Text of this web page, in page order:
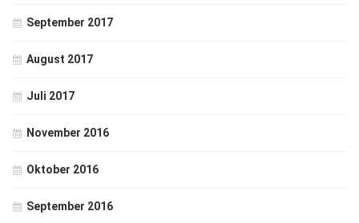
September 2017
August 2017
Juli 2017
November 2016
Oktober 2016
September 2016